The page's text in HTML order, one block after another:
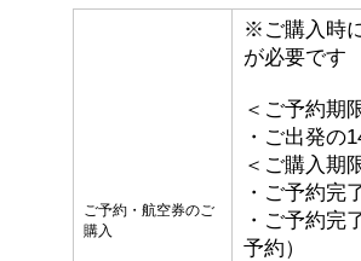
ご予約・航空券のご
購入
※ご購入時
が必要です
＜ご予約期
・ご出発の
＜ご購入期
・ご予約完
・ご予約完
予約）